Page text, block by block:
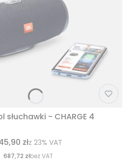
słuchawki - CHARGE 4
złz 23% VAT
687,72 złbez VAT